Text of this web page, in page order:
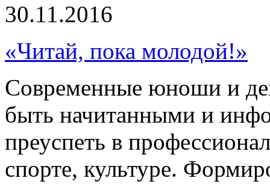
30.11.2016
«Читай, пока молодой!»
Современные юноши и
быть начитанными и
преуспеть в
спорте, культуре.